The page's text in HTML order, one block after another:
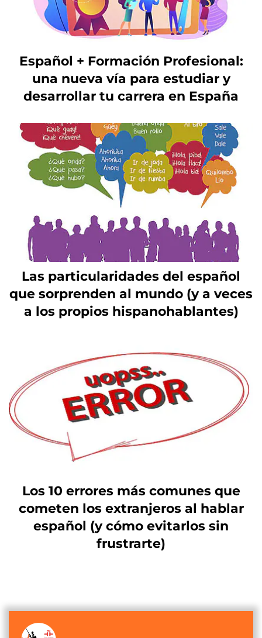
Español + Formación Profesional:
una nueva vía para estudiar y
desarrollar tu carrera en España
Las particularidades del español
que sorprenden al mundo (y a veces
a los propios hispanohablantes)
Los 10 errores más comunes que
cometen los extranjeros al hablar
español (y cómo evitarlos sin
frustrarte)